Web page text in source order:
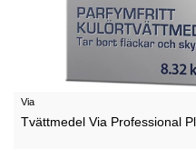
Via
Tvättmedel Via Professional